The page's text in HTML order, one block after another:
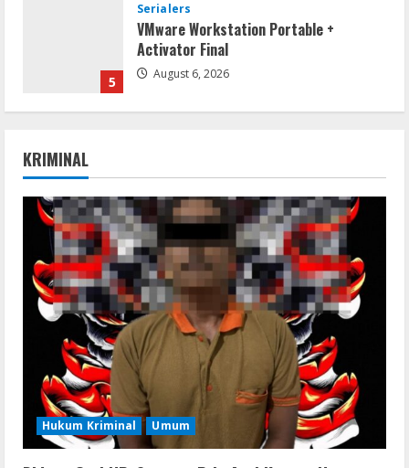
5
Serialers
VMware Workstation Portable +
Activator Final
August 6, 2026
1
2
Serialers
FL Studio Portable + License Key
[Patch] (x86x64) Stable Unlimited
August 7, 2026
3
Remux
Coyote vs. Acme 2026 Pre-DVDRip
2160𝚙 AVC
August 7, 2026
KRIMINAL
Hukum Kriminal Umum